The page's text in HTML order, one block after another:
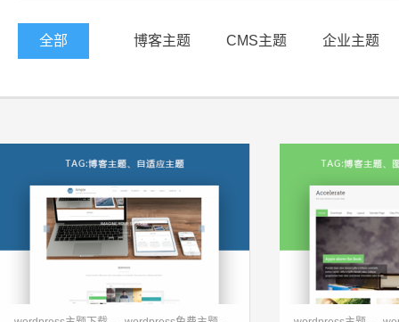
全部 博客主题 CMS主题 企业主题
多功能自适应主题—Ample